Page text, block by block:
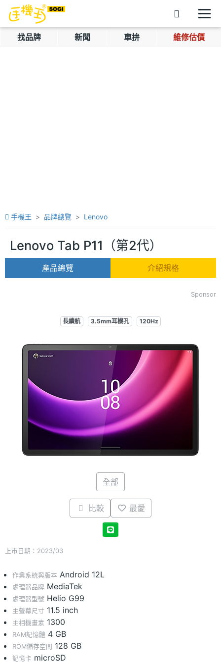
找品牌 新聞 車拚 維修估價
手機王 品牌總覽 Lenovo
Lenovo Tab P11（第2代）
產品總覽 介紹規格
Sponsor
長續航 3.5mm耳機孔 120Hz
全部
比較 最愛
上市日期：2023/03
作業系統與版本 Android 12L
處理器品牌 MediaTek
處理器型號 Helio G99
主螢幕尺寸 11.5 inch
主相機畫素 1300
RAM記憶體 4 GB
ROM儲存空間 128 GB
記憶卡 microSD